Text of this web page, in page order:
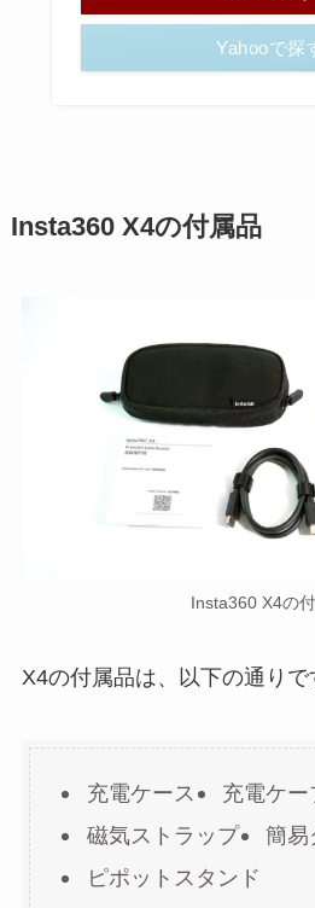
Yahooで探
Insta360 X4の付属品
Insta360 X4の
X4の付属品は、以下の通りで
充電ケース
充電ケー
磁気ストラップ
簡易
ピポットスタンド